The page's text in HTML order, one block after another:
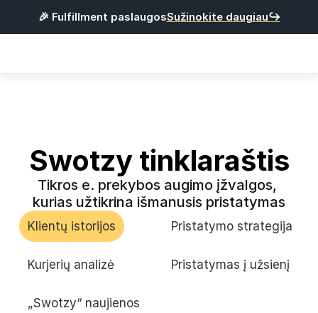
🎉 Fulfillment paslaugosSužinokite daugiau↪
Pris ijungti
otis
Lietuvių
Swotzy tinklaraštis
Tikros e. prekybos augimo įžvalgos,
kurias užtikrina išmanusis pristatymas
Klientų istorijos Pristatymo strategija
Kurjerių analizė Pristatymas į užsienį
„Swotzy“ naujienos